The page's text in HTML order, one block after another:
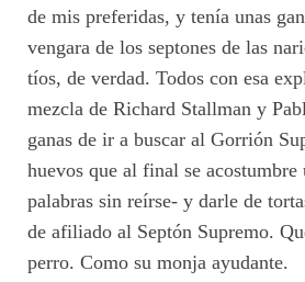
de mis preferidas, y tenía unas
vengara de los septones de las
tíos, de verdad. Todos con esa
mezcla de Richard Stallman y
ganas de ir a buscar al Gorrión
huevos que al final se acostumbre
palabras sin reírse- y darle de
de afiliado al Septón Supremo.
perro. Como su monja ayudante.